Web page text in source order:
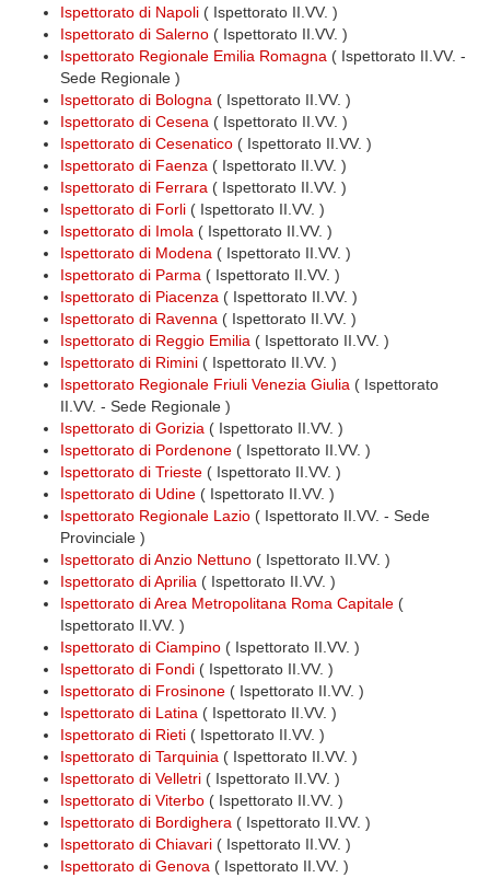
Ispettorato di Napoli ( Ispettorato II.VV. )
Ispettorato di Salerno ( Ispettorato II.VV. )
Ispettorato Regionale Emilia Romagna ( Ispettorato II.VV. -
Sede Regionale )
Ispettorato di Bologna ( Ispettorato II.VV. )
Ispettorato di Cesena ( Ispettorato II.VV. )
Ispettorato di Cesenatico ( Ispettorato II.VV. )
Ispettorato di Faenza ( Ispettorato II.VV. )
Ispettorato di Ferrara ( Ispettorato II.VV. )
Ispettorato di Forli ( Ispettorato II.VV. )
Ispettorato di Imola ( Ispettorato II.VV. )
Ispettorato di Modena ( Ispettorato II.VV. )
Ispettorato di Parma ( Ispettorato II.VV. )
Ispettorato di Piacenza ( Ispettorato II.VV. )
Ispettorato di Ravenna ( Ispettorato II.VV. )
Ispettorato di Reggio Emilia ( Ispettorato II.VV. )
Ispettorato di Rimini ( Ispettorato II.VV. )
Ispettorato Regionale Friuli Venezia Giulia ( Ispettorato
II.VV. - Sede Regionale )
Ispettorato di Gorizia ( Ispettorato II.VV. )
Ispettorato di Pordenone ( Ispettorato II.VV. )
Ispettorato di Trieste ( Ispettorato II.VV. )
Ispettorato di Udine ( Ispettorato II.VV. )
Ispettorato Regionale Lazio ( Ispettorato II.VV. - Sede
Provinciale )
Ispettorato di Anzio Nettuno ( Ispettorato II.VV. )
Ispettorato di Aprilia ( Ispettorato II.VV. )
Ispettorato di Area Metropolitana Roma Capitale (
Ispettorato II.VV. )
Ispettorato di Ciampino ( Ispettorato II.VV. )
Ispettorato di Fondi ( Ispettorato II.VV. )
Ispettorato di Frosinone ( Ispettorato II.VV. )
Ispettorato di Latina ( Ispettorato II.VV. )
Ispettorato di Rieti ( Ispettorato II.VV. )
Ispettorato di Tarquinia ( Ispettorato II.VV. )
Ispettorato di Velletri ( Ispettorato II.VV. )
Ispettorato di Viterbo ( Ispettorato II.VV. )
Ispettorato di Bordighera ( Ispettorato II.VV. )
Ispettorato di Chiavari ( Ispettorato II.VV. )
Ispettorato di Genova ( Ispettorato II.VV. )